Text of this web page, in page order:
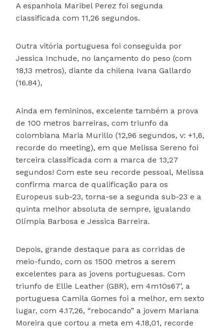
A espanhola Maribel Perez foi segunda
classificada com 11,26 segundos.
Outra vitória portuguesa foi conseguida por
Jessica Inchude, no lançamento do peso (com
18,13 metros), diante da chilena Ivana Gallardo
(16.84),
Ainda em femininos, excelente também a prova
de 100 metros barreiras, com triunfo da
colombiana Maria Murillo (12,96 segundos, v: +1,6,
recorde do meeting), em que Melissa Sereno foi
terceira classificada com a marca de 13,27
segundos! Com este seu recorde pessoal, Melissa
confirma marca de qualificação para os
Europeus sub-23, torna-se a segunda sub-23 e a
quinta melhor absoluta de sempre, igualando
Olímpia Barbosa e Jessica Barreira.
Depois, grande destaque para as corridas de
meio-fundo, com os 1500 metros a serem
excelentes para as jovens portuguesas. Com
triunfo de Ellie Leather (GBR), em 4m10s67’, a
portuguesa Camila Gomes foi a melhor, em sexto
lugar, com 4.17,26, “rebocando” a jovem Mariana
Moreira que cortou a meta em 4.18,01, recorde